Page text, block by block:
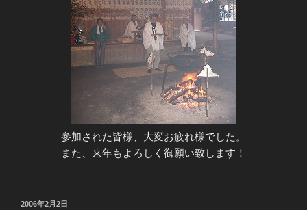
参加された皆様、大変お疲れ様でした。
また、来年もよろしく御願い致します！
投
2006年2月2日